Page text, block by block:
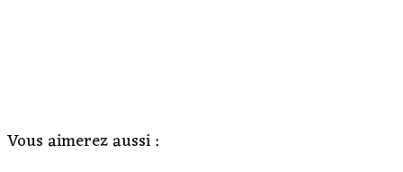
Vous aimerez aussi :